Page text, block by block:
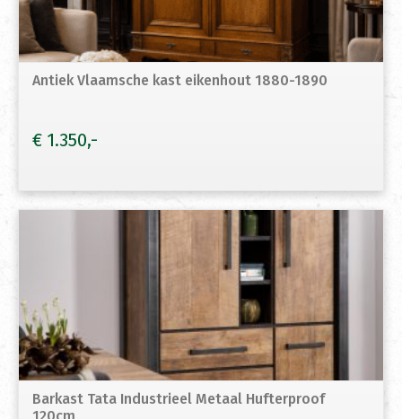
Antiek Vlaamsche kast eikenhout 1880-1890
€ 1.350
Barkast Tata Industrieel Metaal Hufterproof
120cm